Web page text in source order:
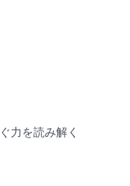
力を読み解く